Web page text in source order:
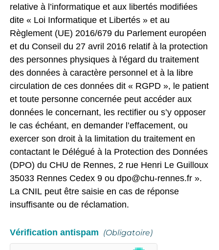
relative à l’informatique et aux libertés modifiées
dite « Loi Informatique et Libertés » et au
Règlement (UE) 2016/679 du Parlement européen
et du Conseil du 27 avril 2016 relatif à la protection
des personnes physiques à l'égard du traitement
des données à caractère personnel et à la libre
circulation de ces données dit « RGPD », le patient
et toute personne concernée peut accéder aux
données le concernant, les rectifier ou s’y opposer
le cas échéant, en demander l’effacement, ou
exercer son droit à la limitation du traitement en
contactant le Délégué à la Protection des Données
(DPO) du CHU de Rennes, 2 rue Henri Le Guilloux
35033 Rennes Cedex 9 ou dpo@chu-rennes.fr ».
La CNIL peut être saisie en cas de réponse
insuffisante ou de réclamation.
Vérification antispam (obligatoire)